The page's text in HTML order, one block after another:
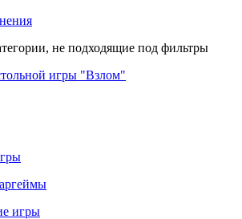
не подходящие под фильтры
игры "Взлом"
игры